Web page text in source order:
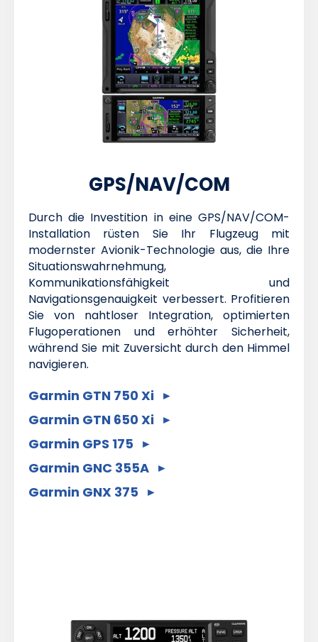
GPS/NAV/COM
Durch die Investition in eine GPS/NAV/COM-
Installation rüsten Sie Ihr Flugzeug mit
modernster Avionik-Technologie aus, die Ihre
Situationswahrnehmung,
Kommunikationsfähigkeit und
Navigationsgenauigkeit verbessert. Profitieren
Sie von nahtloser Integration, optimierten
Flugoperationen und erhöhter Sicherheit,
während Sie mit Zuversicht durch den Himmel
navigieren.
Garmin GTN 750 Xi
Garmin GTN 650 Xi
Garmin GPS 175
Garmin GNC 355A
Garmin GNX 375